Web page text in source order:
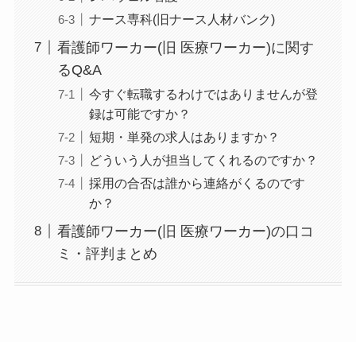
ナース専科(旧ナース人材バンク)
看護師ワーカー(旧 医療ワーカー)に関す
るQ&A
今すぐ転職するわけではありませんが登
録は可能ですか？
短期・単発の求人はありますか？
どういう人が担当してくれるのですか？
採用の合否は誰から連絡がくるのです
か？
看護師ワーカー(旧 医療ワーカー)の口コ
ミ・評判まとめ